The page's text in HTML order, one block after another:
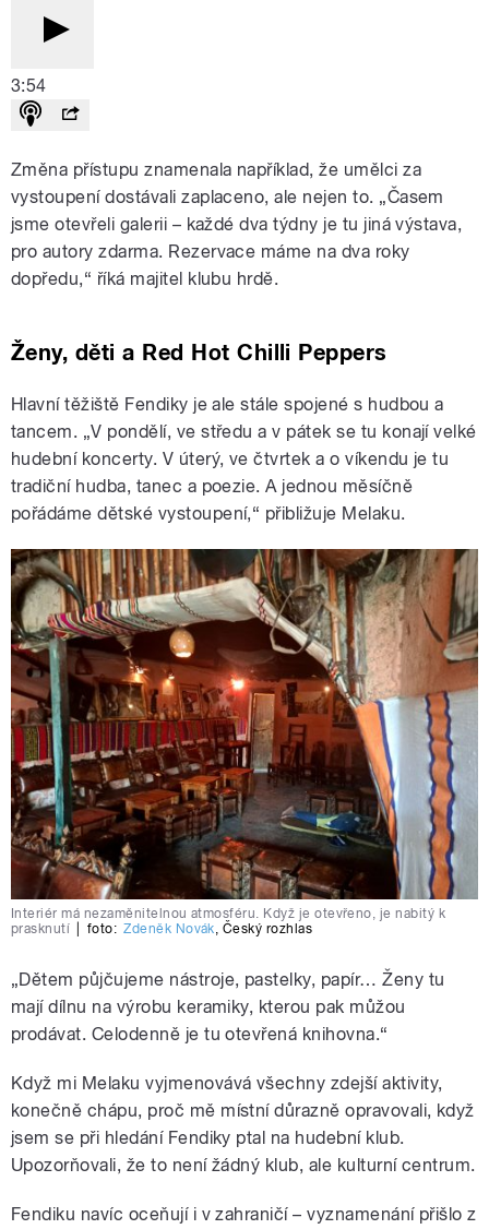
3:54
Změna přístupu znamenala například, že umělci za
vystoupení dostávali zaplaceno, ale nejen to. „Časem
jsme otevřeli galerii – každé dva týdny je tu jiná výstava,
pro autory zdarma. Rezervace máme na dva roky
dopředu,“ říká majitel klubu hrdě.
Ženy, děti a Red Hot Chilli Peppers
Hlavní těžiště Fendiky je ale stále spojené s hudbou a
tancem. „V pondělí, ve středu a v pátek se tu konají velké
hudební koncerty. V úterý, ve čtvrtek a o víkendu je tu
tradiční hudba, tanec a poezie. A jednou měsíčně
pořádáme dětské vystoupení,“ přibližuje Melaku.
Interiér má nezaměnitelnou atmosféru. Když je otevřeno, je nabitý k
prasknutí
foto: Zdeněk Novák, Český rozhlas
„Dětem půjčujeme nástroje, pastelky, papír… Ženy tu
mají dílnu na výrobu keramiky, kterou pak můžou
prodávat. Celodenně je tu otevřená knihovna.“
Když mi Melaku vyjmenovává všechny zdejší aktivity,
konečně chápu, proč mě místní důrazně opravovali, když
jsem se při hledání Fendiky ptal na hudební klub.
Upozorňovali, že to není žádný klub, ale kulturní centrum.
Fendiku navíc oceňují i v zahraničí – vyznamenání přišlo z